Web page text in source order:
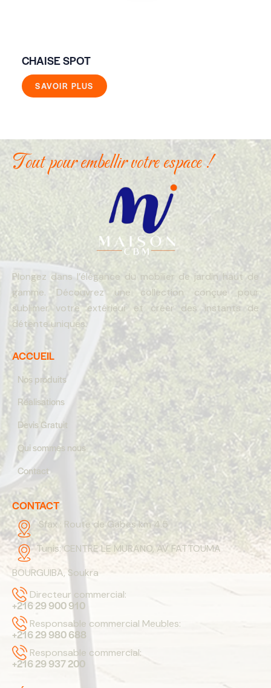
CHAISE SPOT
SAVOIR PLUS
Tout pour embellir votre espace !
Plongez dans l’élégance du mobilier de jardin haut de
gamme. Découvrez une collection conçue pour
sublimer votre extérieur et créer des instants de
détente uniques.
ACCUEIL
Nos produits
Réalisations
Devis Gratuit
Qui sommes nous
Contact
CONTACT
Sfax : Route de Gabes km 4.5
Tunis:CENTRE LE MURANO, AV FATTOUMA
BOURGUIBA, Soukra
Directeur commercial:
+216 29 900 910
Responsable commercial Meubles:
+216 29 980 688
Responsable commercial:
+216 29 937 200